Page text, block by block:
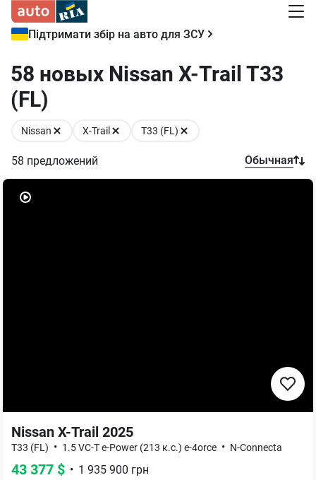
Підтримати збір на авто для ЗСУ
58 новых Nissan X-Trail T33
(FL)
Nissan X-Trail T33 (FL)
58 предложений Обычная
Nissan X-Trail 2025
T33 (FL) • 1.5 VC-T e-Power (213 к.с.) e-4orce • N-Connecta
43 377 $ • 1 935 900 грн